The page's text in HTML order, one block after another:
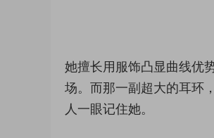
她擅长用服饰凸显曲线优
场。而那一副超大的耳环
人一眼记住她。